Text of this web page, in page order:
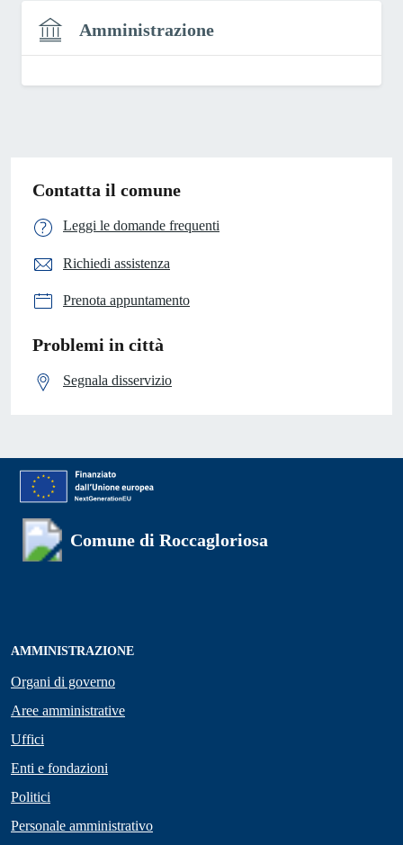
Amministrazione
Contatta il comune
Leggi le domande frequenti
Richiedi assistenza
Prenota appuntamento
Problemi in città
Segnala disservizio
Comune di Roccagloriosa
AMMINISTRAZIONE
Organi di governo
Aree amministrative
Uffici
Enti e fondazioni
Politici
Personale amministrativo